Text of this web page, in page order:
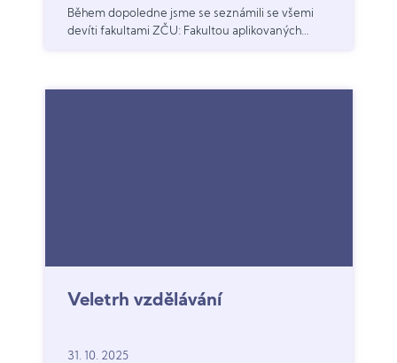
Během dopoledne jsme se seznámili se všemi
devíti fakultami ZČU: Fakultou aplikovaných
Veletrh vzdělávání
31. 10. 2025